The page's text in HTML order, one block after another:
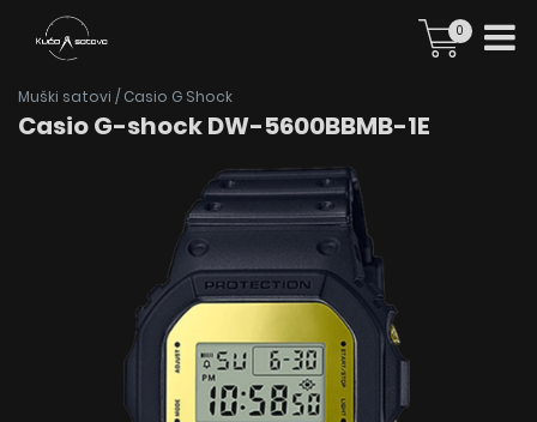
0
Muški satovi / Casio G Shock
Casio G-shock DW-5600BBMB-1E